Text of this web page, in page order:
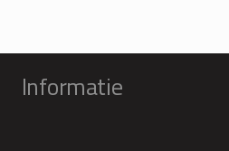
Informatie